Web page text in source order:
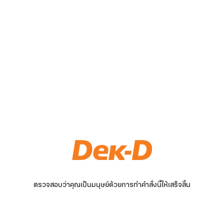
ตรวจสอบว่าคุณเป็นมนุษย์ด้วยการทำคำสั่งนี้ให้เสร็จสิ้น